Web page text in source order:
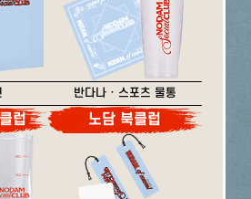
반다나 · 스포츠 물통
럽 노담 북클럽